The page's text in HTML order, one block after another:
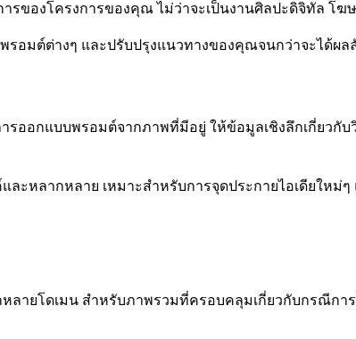
รของโครงการของคุณ ไม่ว่าจะเป็นงานศิลปะดิจิทัล โ
รอมต์ต่างๆ และปรับปรุงแนวทางของคุณจนกว่าจะได้ผล
รออกแบบพรอมต์จากภาพที่มีอยู่ ให้ข้อมูลเชิงลึกเกี่ยวกั
ละหลากหลาย เหมาะสำหรับการจุดประกายไอเดียใหม่
ลายโดเมน สำหรับภาพรวมที่ครอบคลุมเกี่ยวกับกรณีกา